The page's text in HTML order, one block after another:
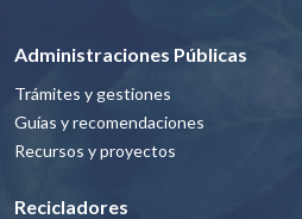
Administraciones Públicas
Trámites y gestiones
Guías y recomendaciones
Recursos y proyectos
Recicladores